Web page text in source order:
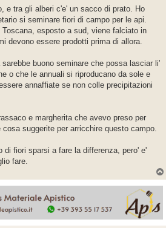
e tra gli alberi c'e' un sacco di prato. Ho
si seminare fiori di campo per le api.
Toscana, esposto a sud, viene falciato in
devono essere prodotti prima di allora.
buono seminare che possa lasciar li'
o che le annuali si riproducano da sole e
annaffiate se non colle precipitazioni
e margherita che avevo preso per
suggerite per arricchire questo campo.
di fiori sparsi a fare la differenza, pero' e'
fare.